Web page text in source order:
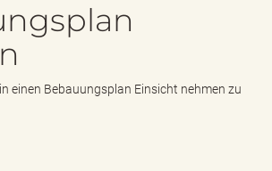
s
einen Bebauungsplan Einsicht nehmen zu